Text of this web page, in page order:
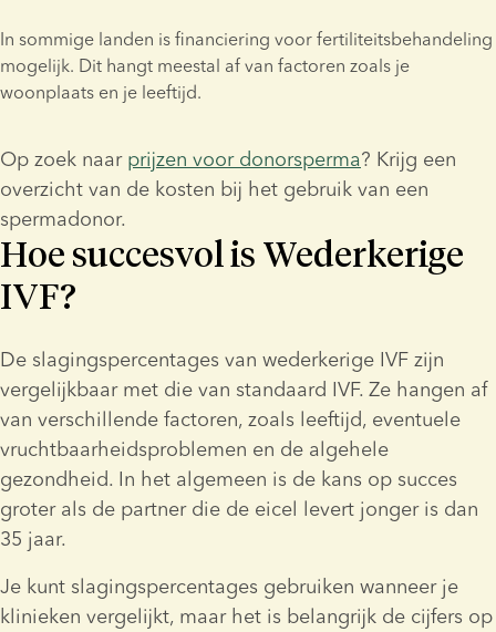
In sommige landen is financiering voor fertiliteitsbehandeling
mogelijk. Dit hangt meestal af van factoren zoals je
Op zoek naar prijzen voor donorsperma? Krijg een
overzicht van de kosten bij het gebruik van een
spermadonor.
Hoe succesvol is Wederkerige
IVF?
De slagingspercentages van wederkerige IVF zijn
vergelijkbaar met die van standaard IVF. Ze hangen af
van verschillende factoren, zoals leeftijd, eventuele
vruchtbaarheidsproblemen en de algehele
gezondheid. In het algemeen is de kans op succes
groter als de partner die de eicel levert jonger is dan
35 jaar.
Je kunt slagingspercentages gebruiken wanneer je
klinieken vergelijkt, maar het is belangrijk de cijfers op